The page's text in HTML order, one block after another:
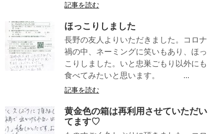
記事を読む
ほっこりしました
長野の友人よりいただきました。コロナ
禍の中、ネーミングに笑いもあり、ほっ
こりしました。いと忠巣ごもり以外にも
食べてみたいと思います。 ...
記事を読む
黄金色の箱は再利用させていただい
てます♡